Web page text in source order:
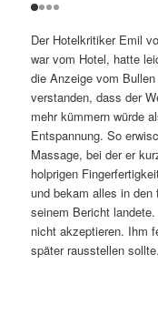
Der Hotelkritiker Emil
war vom Hotel, hatte
die Anzeige vom
verstanden, dass der
mehr kümmern würde
Entspannung. So
Massage, bei der er
holprigen
und bekam alles in
seinem Bericht
nicht akzeptieren. Ihm
später rausstellen sollte.